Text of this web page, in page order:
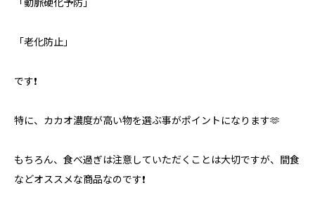
「老化防止」
です❗️
特に、カカオ濃度が高い物を選ぶ事がポイントになります🫶
もちろん、食べ過ぎは注意していただくことは大切ですが、間食
などオススメな商品なのです❗️